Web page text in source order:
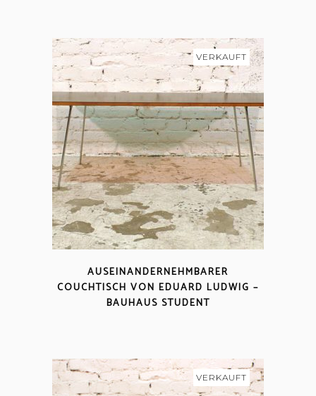
VERKAUFT
AUSEINANDERNEHMBARER
COUCHTISCH VON EDUARD LUDWIG –
BAUHAUS STUDENT
VERKAUFT